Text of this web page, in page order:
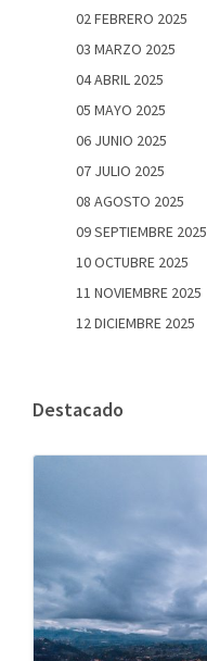
02 FEBRERO 2025
03 MARZO 2025
04 ABRIL 2025
05 MAYO 2025
06 JUNIO 2025
07 JULIO 2025
08 AGOSTO 2025
09 SEPTIEMBRE 2025
10 OCTUBRE 2025
11 NOVIEMBRE 2025
12 DICIEMBRE 2025
Destacado